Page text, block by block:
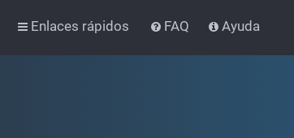
Enlaces rápidos FAQ Ayuda